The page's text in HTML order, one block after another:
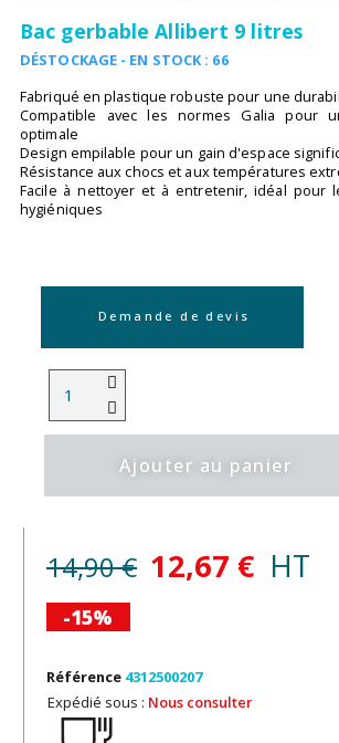
Bac gerbable Allibert 9 litres
DÉSTOCKAGE - EN STOCK : 66
Fabriqué en plastique robuste pour une
Compatible avec les normes Galia pour
optimale
Design empilable pour un gain d'espace
Résistance aux chocs et aux températures
Facile à nettoyer et à entretenir, idéal pour
hygiéniques
Demande de devis
Ajouter au panier
14,90 € 12,67 € HT
-15%
Référence 4312500207
Expédié sous : Nous consulter